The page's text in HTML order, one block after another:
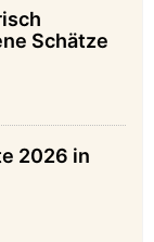
Schätze
2026 in